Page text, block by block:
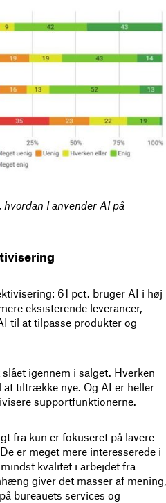
I anvender AI på
61 pct. bruger AI i høj
eksisterende leverancer,
til at tilpasse produkter og
igennem i salget. Hverken
tiltrække nye. Og AI er heller
supportfunktionerne.
fra kun er fokuseret på lavere
er meget mere interesserede i
kvalitet i arbejdet fra
giver det masser af mening,
bureauets services og